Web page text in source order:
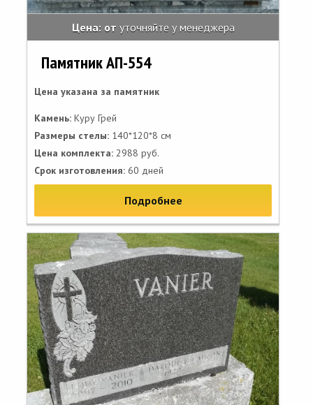
Цена: от уточняйте у менеджера
Памятник АП-554
Цена указана за памятник
Камень: Куру Грей
Размеры стелы: 140*120*8 см
Цена комплекта: 2988 руб.
Срок изготовления: 60 дней
Подробнее